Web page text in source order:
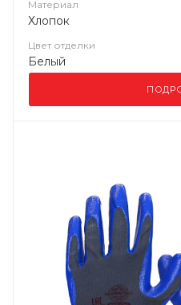
Материал
Хлопок
Цвет отделки
Белый